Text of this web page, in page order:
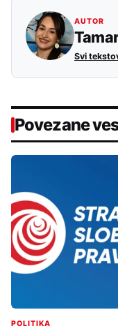
AUTOR
Svi
Povezane
POLITIKA